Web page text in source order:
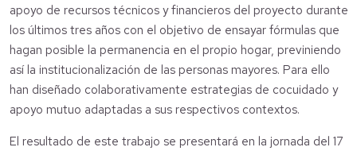
apoyo de recursos técnicos y financieros del proyecto durante
los últimos tres años con el objetivo de ensayar fórmulas que
hagan posible la permanencia en el propio hogar, previniendo
así la institucionalización de las personas mayores. Para ello
han diseñado colaborativamente estrategias de cocuidado y
apoyo mutuo adaptadas a sus respectivos contextos.
El resultado de este trabajo se presentará en la jornada del 17